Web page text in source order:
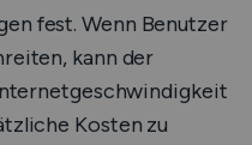
fest. Wenn Benutzer
kann der
Kosten zu